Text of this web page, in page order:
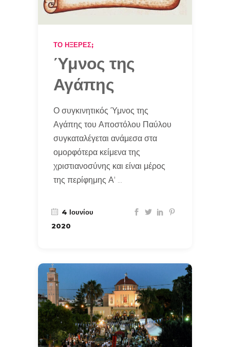
ΤΟ ΉΞΕΡΕΣ;
Ύμνος της
Αγάπης
Ο συγκινητικός Ύμνος της
Αγάπης του Αποστόλου Παύλου
συγκαταλέγεται ανάμεσα στα
ομορφότερα κείμενα της
χριστιανοσύνης και είναι μέρος
της περίφημης Α'
4 Ιουνίου
2020